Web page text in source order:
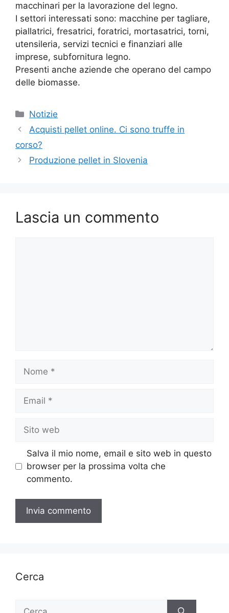
macchinari per la lavorazione del legno.
I settori interessati sono: macchine per tagliare,
piallatrici, fresatrici, foratrici, mortasatrici, torni,
utensileria, servizi tecnici e finanziari alle
imprese, subfornitura legno.
Presenti anche aziende che operano del campo
delle biomasse.
Categorie
Notizie
Acquisti pellet online. Ci sono truffe in
corso?
Produzione pellet in Slovenia
Lascia un commento
Nome
Email
Sito
web
Salva il mio nome, email e sito web in questo
browser per la prossima volta che
commento.
Cerca